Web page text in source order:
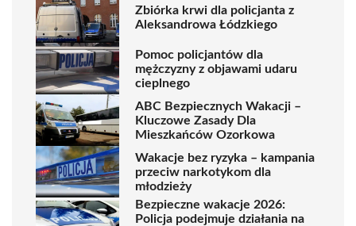
Zbiórka krwi dla policjanta z
Aleksandrowa Łódzkiego
Pomoc policjantów dla
mężczyzny z objawami udaru
cieplnego
ABC Bezpiecznych Wakacji –
Kluczowe Zasady Dla
Mieszkańców Ozorkowa
Wakacje bez ryzyka – kampania
przeciw narkotykom dla
młodzieży
Bezpieczne wakacje 2026:
Policja podejmuje działania na